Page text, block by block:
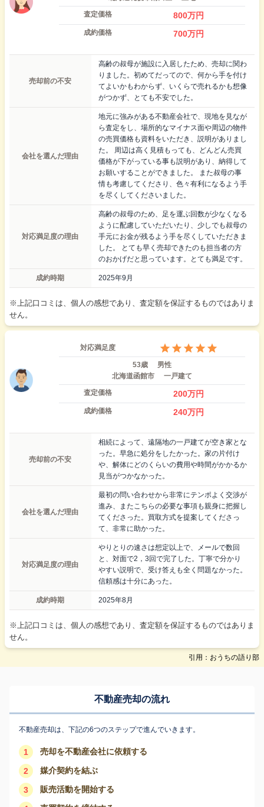
査定価格
800万円
成約価格 700万円
売却前の不安
高齢の叔母が施設に入居したため、売却に関わ
りました。初めてだってので、何から手を付け
てよいかもわからず、いくらで売れるかも想像
がつかず、とても不安でした。
会社を選んだ理由
地元に強みがある不動産会社で、現地を見なが
ら査定をし、場所的なマイナス面や周辺の物件
の売買価格も資料をいただき、説明がありまし
た。 周辺は高く見積もっても、どんどん売買
価格が下がっている事も説明があり、納得して
お願いすることができました。 また叔母の事
情も考慮してくださり、色々有利になるよう手
を尽くしてくださいました。
対応満足度の理由
高齢の叔母のため、足を運ぶ回数が少なくなる
ように配慮していただいたり、少しでも叔母の
手元にお金が残るよう手を尽くしていただきま
した。 とても早く売却できたのも担当者の方
のおかげだと思っています。とても満足です。
成約時期 2025年9月
※上記口コミは、個人の感想であり、査定額を保証するものではありま
せん。
対応満足度
53歳
男性
北海道函館市
一戸建て
査定価格
200万円
成約価格 240万円
売却前の不安
相続によって、遠隔地の一戸建てが空き家とな
った。早急に処分をしたかった。家の片付け
や、解体にどのくらいの費用や時間がかかるか
見当がつかなかった。
会社を選んだ理由
最初の問い合わせから非常にテンポよく交渉が
進み、またこちらの必要な事項も親身に把握し
てくださった。買取方式を提案してくださっ
て、非常に助かった。
対応満足度の理由
やりとりの速さは想定以上で、メールで数回
と、対面で2，3回で完了した。丁寧で分かり
やすい説明で、受け答えも全く問題なかった。
信頼感は十分にあった。
成約時期 2025年8月
※上記口コミは、個人の感想であり、査定額を保証するものではありま
せん。
引用：おうちの語り部
不動産売却の流れ
不動産売却は、下記の6つのステップで進んでいきます。
1 売却を不動産会社に依頼する
2 媒介契約を結ぶ
3 販売活動を開始する